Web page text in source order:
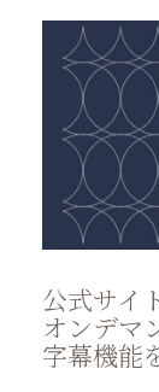
公式サイ
オンデマ
字幕機能